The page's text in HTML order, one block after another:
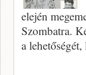
elején
Szombatra.
a